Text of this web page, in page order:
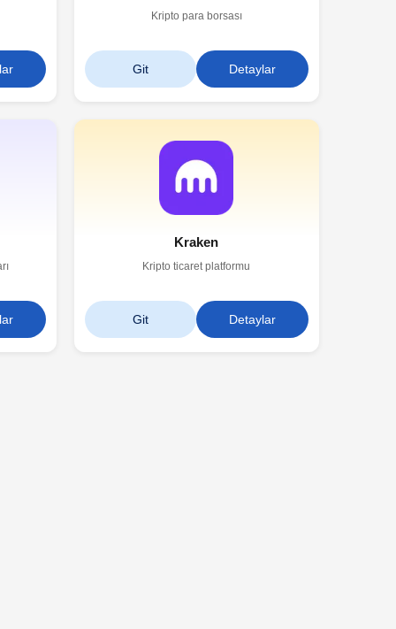
Kripto para borsası
Git Detaylar
Kraken
Kripto ticaret platformu
Git Detaylar